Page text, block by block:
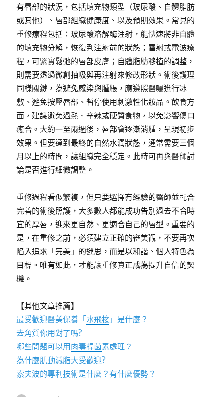
有唇部的狀況，包括填充物類型（玻尿酸、自體脂肪
或其他）、唇部組織健康度、以及預期效果。常見的
重修療程包括：玻尿酸溶解酶注射，能快速將非自體
的填充物分解，恢復到注射前的狀態；雷射或電波療
程，可緊實鬆弛的唇部皮膚；自體脂肪移植的調整，
則需要透過微創抽吸與再注射來修改形狀。術後護理
同樣關鍵，為避免感染與腫脹，應遵照醫囑進行冰
敷、避免按壓唇部、暫停使用刺激性化妝品。飲食方
面，建議避免過熱、辛辣或硬質食物，以免影響傷口
癒合。大約一至兩週後，唇部會逐漸消腫，呈現初步
效果。但要達到最終的自然水潤狀態，通常需要三個
月以上的時間，讓組織完全穩定。此時可再與醫師討
論是否進行細微調整。
重修過程看似繁複，但只要選擇有經驗的醫師並配合
完善的術後照護，大多數人都能成功告別過去不合時
宜的厚唇，迎來更自然、更適合自己的唇型。重要的
是，在重修之前，必須建立正確的審美觀，不要再次
陷入追求「完美」的迷思，而是以和諧、個人特色為
目標。唯有如此，才能讓重修真正成為提升自信的契
機。
【其他文章推薦】
最受歡迎醫美保養「水飛梭 」是什麼？
去角質你用對了嗎?
哪些問題可以用 肉毒桿菌素處理？
為什麼肌動減脂大受歡迎?
索夫波的專利技術是什麼？有什麼優勢？